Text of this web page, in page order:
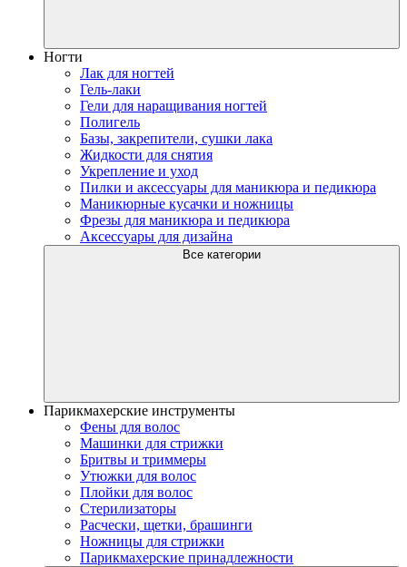
Ногти
Лак для ногтей
Гель-лаки
Гели для наращивания ногтей
Полигель
Базы, закрепители, сушки лака
Жидкости для снятия
Укрепление и уход
Пилки и аксессуары для маникюра и педикюра
Маникюрные кусачки и ножницы
Фрезы для маникюра и педикюра
Аксессуары для дизайна
Все категории
Парикмахерские инструменты
Фены для волос
Машинки для стрижки
Бритвы и триммеры
Утюжки для волос
Плойки для волос
Стерилизаторы
Расчески, щетки, брашинги
Ножницы для стрижки
Парикмахерские принадлежности